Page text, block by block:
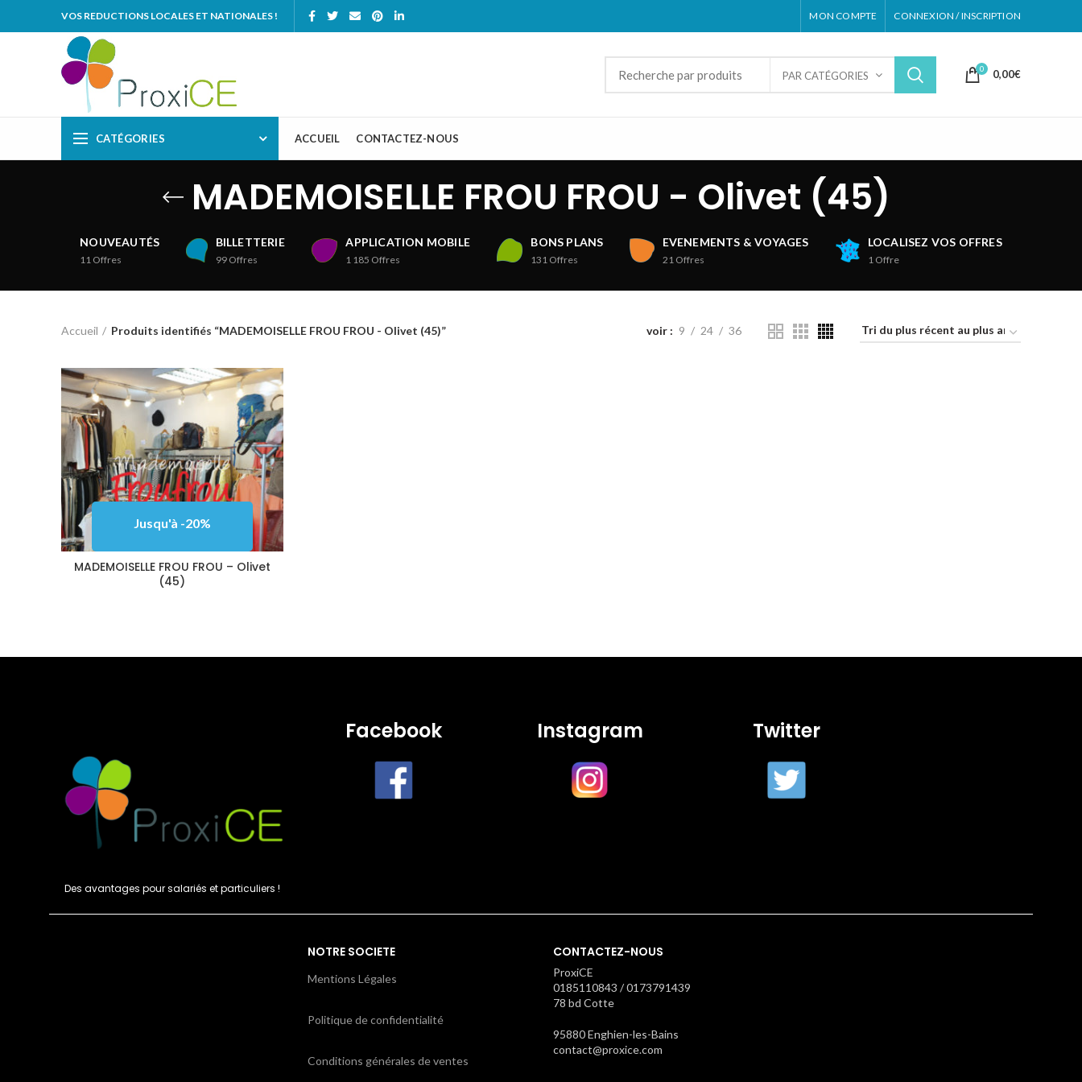
VOS REDUCTIONS LOCALES ET NATIONALES ! MON COMPTE CONNEXION / INSCRIPTION
PAR CATÉGORIES
0 0,00€
CATÉGORIES ACCUEIL CONTACTEZ-NOUS
MADEMOISELLE FROU FROU - Olivet (45)
NOUVEAUTÉS
11 Offres
BILLETTERIE
99 Offres
APPLICATION MOBILE
1 185 Offres
BONS PLANS
131 Offres
EVENEMENTS & VOYAGES
21 Offres
LOCALISEZ VOS OFFRES
1 Offre
Accueil Produits identifiés “MADEMOISELLE FROU FROU - Olivet (45)” voir 9 24 36
Jusqu'à -20%
MADEMOISELLE FROU FROU – Olivet
(45)
Des avantages pour salariés et particuliers !
Facebook Instagram Twitter
NOTRE SOCIETE
Mentions Légales
Politique de confidentialité
Conditions générales de ventes
CONTACTEZ-NOUS
ProxiCE
0185110843 / 0173791439
78 bd Cotte
95880 Enghien-les-Bains
contact@proxice.com